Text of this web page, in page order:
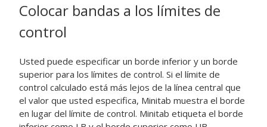
Colocar bandas a los límites de
control
Usted puede especificar un borde inferior y un borde
superior para los límites de control. Si el límite de
control calculado está más lejos de la línea central que
el valor que usted especifica, Minitab muestra el borde
en lugar del límite de control. Minitab etiqueta el borde